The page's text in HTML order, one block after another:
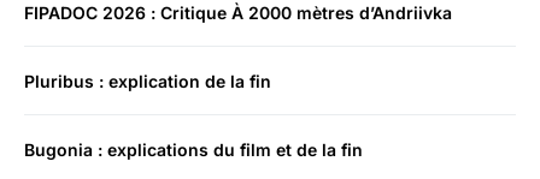
FIPADOC 2026 : Critique À 2000 mètres d’Andriivka
Pluribus : explication de la fin
Bugonia : explications du film et de la fin